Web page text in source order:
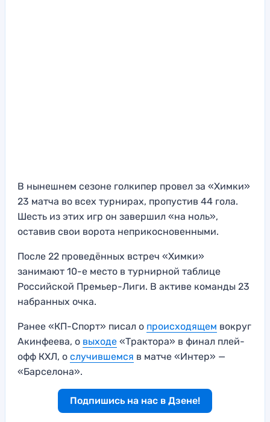
В нынешнем сезоне голкипер провел за «Химки»
23 матча во всех турнирах, пропустив 44 гола.
Шесть из этих игр он завершил «на ноль»,
оставив свои ворота неприкосновенными.
После 22 проведённых встреч «Химки»
занимают 10-е место в турнирной таблице
Российской Премьер-Лиги. В активе команды 23
набранных очка.
Ранее «КП-Спорт» писал о происходящем вокруг
Акинфеева, о выходе «Трактора» в финал плей-
офф КХЛ, о случившемся в матче «Интер» —
«Барселона».
Подпишись на нас в Дзене!